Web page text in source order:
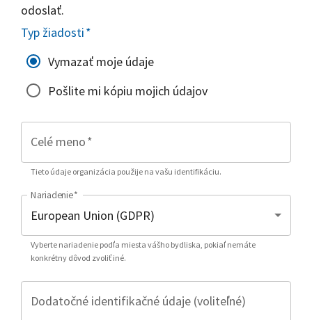
odoslať.
Typ žiadosti*
Vymazať moje údaje
Pošlite mi kópiu mojich údajov
Celé meno*
Tieto údaje organizácia použije na vašu identifikáciu.
Nariadenie*
Vyberte nariadenie podľa miesta vášho bydliska, pokiaľ nemáte
konkrétny dôvod zvoliť iné.
Dodatočné identifikačné údaje (voliteľné)